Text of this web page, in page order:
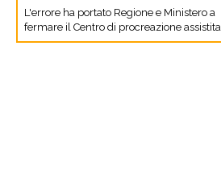
L'errore ha portato Regione e Ministero a
fermare il Centro di procreazione assistita